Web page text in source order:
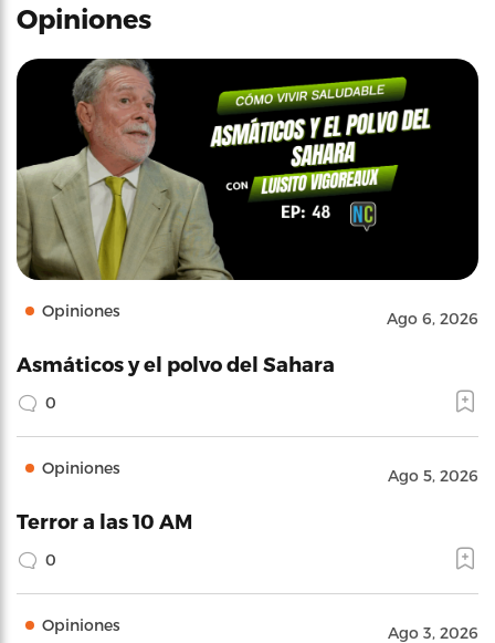
Opiniones
Opiniones Ago 6, 2026
Asmáticos y el polvo del Sahara
0
Opiniones Ago 5, 2026
Terror a las 10 AM
0
Opiniones Ago 3, 2026